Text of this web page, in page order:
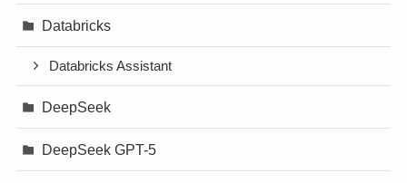
Databricks
Databricks Assistant
DeepSeek
DeepSeek GPT-5